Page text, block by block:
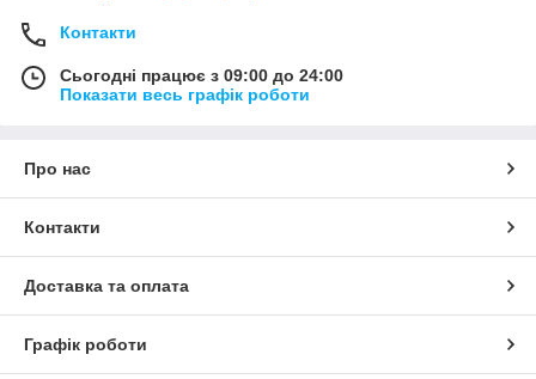
Контакти
Сьогодні працює з 09:00 до 24:00
Показати весь графік роботи
Про нас
Контакти
Доставка та оплата
Графік роботи